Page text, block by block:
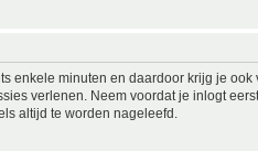
enkele minuten en daardoor krijg je
verlenen. Neem voordat je inlogt
altijd te worden nageleefd.